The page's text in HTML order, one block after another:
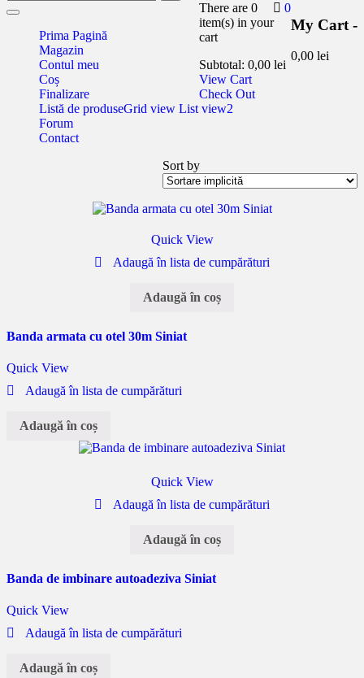
Toggle
navigationPrima Pagină
Magazin
Contul meu
Coș
Finalizare
Listă de produse
Forum
Contact
My Cart -
0,00 lei
0
There are 0
item(s) in your
cart
Subtotal: 0,00 lei
View Cart
Check Out
Grid view List view2
Sort by
Quick View
Adaugă în lista de cumpărături
Adaugă în coș
Banda armata cu otel 30m Siniat
Quick View
Adaugă în lista de cumpărături
Adaugă în coș
Quick View
Adaugă în lista de cumpărături
Adaugă în coș
Banda de imbinare autoadeziva Siniat
Quick View
Adaugă în lista de cumpărături
Adaugă în coș